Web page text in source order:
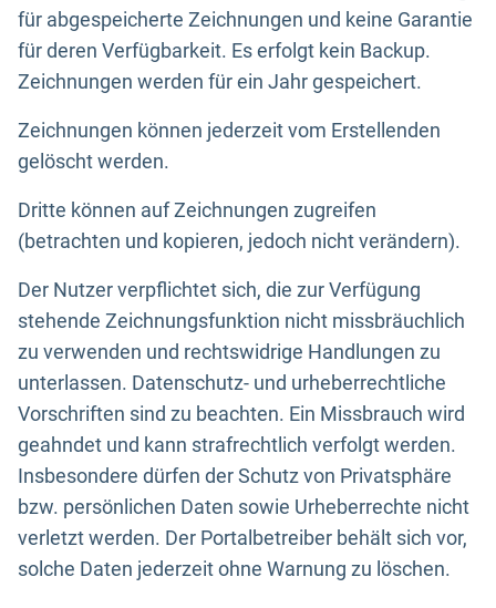
für abgespeicherte Zeichnungen und keine Garantie
für deren Verfügbarkeit. Es erfolgt kein Backup.
Zeichnungen werden für ein Jahr gespeichert.
Zeichnungen können jederzeit vom Erstellenden
gelöscht werden.
Dritte können auf Zeichnungen zugreifen
(betrachten und kopieren, jedoch nicht verändern).
Der Nutzer verpflichtet sich, die zur Verfügung
stehende Zeichnungsfunktion nicht missbräuchlich
zu verwenden und rechtswidrige Handlungen zu
unterlassen. Datenschutz- und urheberrechtliche
Vorschriften sind zu beachten. Ein Missbrauch wird
geahndet und kann strafrechtlich verfolgt werden.
Insbesondere dürfen der Schutz von Privatsphäre
bzw. persönlichen Daten sowie Urheberrechte nicht
verletzt werden. Der Portalbetreiber behält sich vor,
solche Daten jederzeit ohne Warnung zu löschen.